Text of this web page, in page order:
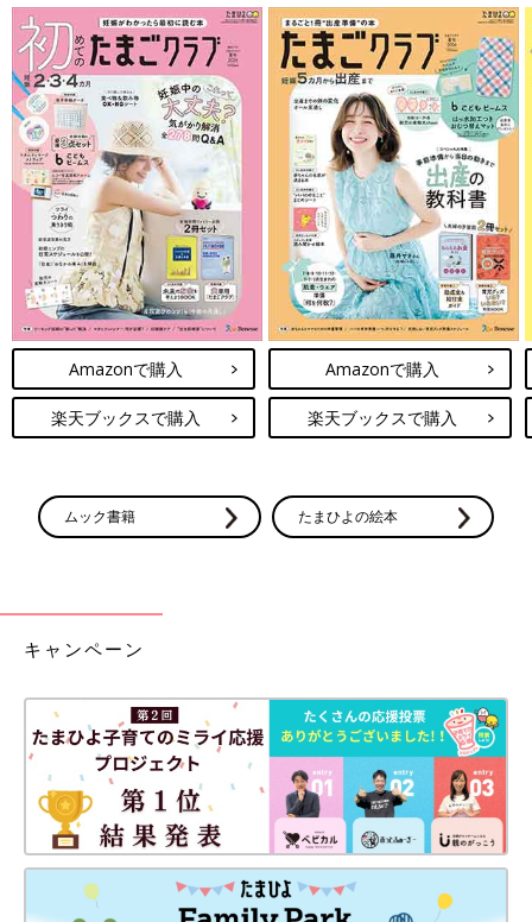
Amazonで購入
楽天ブックスで購入
Amazonで購入
楽天ブックスで購入
ムック書籍 たまひよの絵本
キャンペーン